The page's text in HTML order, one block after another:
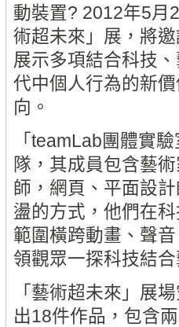
動裝置? 2012年5月
術超未來」展，將
展示多項結合科技
代中個人行為的新
向。
「teamLab團體實
隊，其成員包含藝
師，網頁、平面設
盪的方式，他們在
範圍橫跨動畫、聲
領觀眾一探科技結
「藝術超未來」展
出18件作品，包含